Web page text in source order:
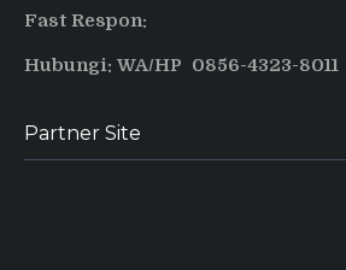
Fast Respon:
Hubungi: WA/HP 0856-4323-8011
Partner Site